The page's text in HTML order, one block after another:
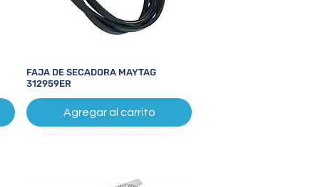
Vista rápida
FAJA DE SECADORA MAYTAG
312959ER
Agregar al carrito